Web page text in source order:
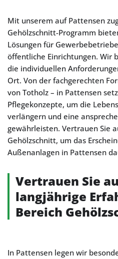
Mit unserem auf Pattensen
Gehölzschnitt-Programm
Lösungen für
öffentliche Einrichtungen. Wir
die individuellen
Ort. Von der fachgerechten
von Totholz – in Pattensen
Pflegekonzepte, um die
verlängern und eine
gewährleisten. Vertrauen Sie
Gehölzschnitt, um das
Außenanlagen in Pattensen
Vertrauen Sie
langjährige
Bereich
In Pattensen legen wir